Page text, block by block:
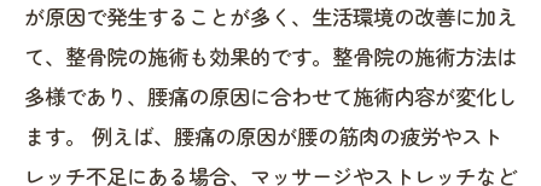
が原因で発生することが多く、生活環境の改善に加え
て、整骨院の施術も効果的です。整骨院の施術方法は
多様であり、腰痛の原因に合わせて施術内容が変化し
ます。 例えば、腰痛の原因が腰の筋肉の疲労やスト
レッチ不足にある場合、マッサージやストレッチなど